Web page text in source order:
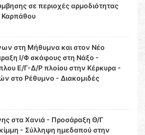
σε περιοχές αρμοδιότητας
Καρπάθου
στη Μήθυμνα και στον Νέο
Ι/Φ σκάφους στη Νάξο -
Ε/Γ-Δ/Ρ πλοίου στην Κέρκυρα -
στο Ρέθυμνο - Διακομιδές
στα Χανιά - Προσάραξη Θ/Γ
- Σύλληψη ημεδαπού στην